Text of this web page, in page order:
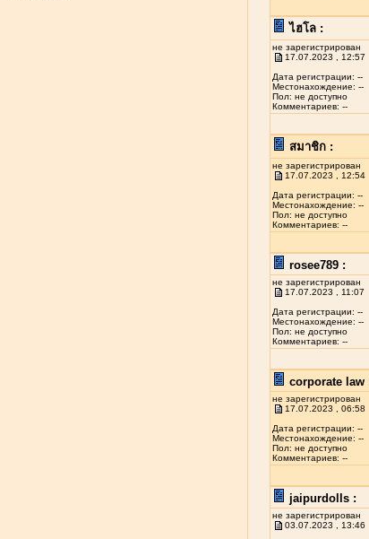
ไฮโล :
не зарегистрирован
17.07.2023 , 12:57
Дата регистрации: --
Местонахождение: --
Пол: не доступно
Комментариев: --
สมาชิก :
не зарегистрирован
17.07.2023 , 12:54
Дата регистрации: --
Местонахождение: --
Пол: не доступно
Комментариев: --
rosee789 :
не зарегистрирован
17.07.2023 , 11:07
Дата регистрации: --
Местонахождение: --
Пол: не доступно
Комментариев: --
corporate law
не зарегистрирован
17.07.2023 , 06:58
Дата регистрации: --
Местонахождение: --
Пол: не доступно
Комментариев: --
jaipurdolls :
не зарегистрирован
03.07.2023 , 13:46